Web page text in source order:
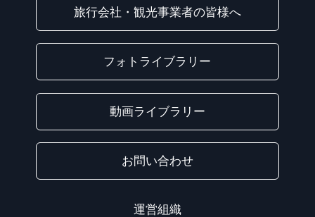
旅行会社・観光事業者の皆様へ
フォトライブラリー
動画ライブラリー
お問い合わせ
運営組織